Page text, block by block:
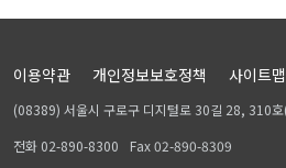
이용약관 개인정보보호정책 사이트맵
(08389) 서울시 구로구 디지털로 30길 28, 310
전화 02-890-8300
Fax 02-890-8309